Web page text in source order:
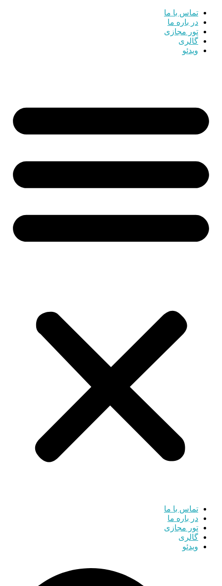
تماس با ما
در باره ما
تور مجازی
گالری
ویدئو
تماس با ما
در باره ما
تور مجازی
گالری
ویدئو